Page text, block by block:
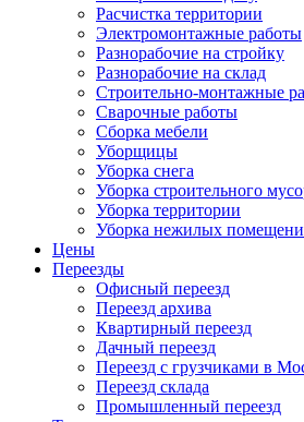
Расчистка территории
Электромонтажные работы
Разнорабочие на стройку
Разнорабочие на склад
Строительно-монтажные
Сварочные работы
Сборка мебели
Уборщицы
Уборка снега
Уборка строительного
Уборка территории
Уборка нежилых
Цены
Переезды
Офисный переезд
Переезд архива
Квартирный переезд
Дачный переезд
Переезд с грузчиками в
Переезд склада
Промышленный переезд